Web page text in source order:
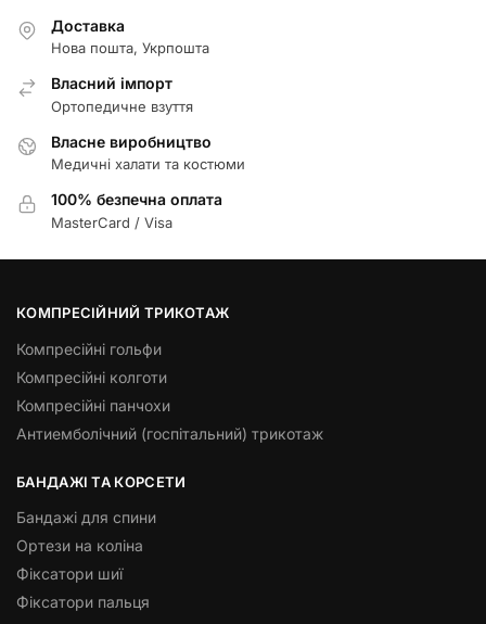
Доставка
Нова пошта, Укрпошта
Власний імпорт
Ортопедичне взуття
Власне виробництво
Медичні халати та костюми
100% безпечна оплата
MasterCard / Visa
КОМПРЕСІЙНИЙ ТРИКОТАЖ
Компресійні гольфи
Компресійні колготи
Компресійні панчохи
Антиемболічний (госпітальний) трикотаж
БАНДАЖІ ТА КОРСЕТИ
Бандажі для спини
Ортези на коліна
Фіксатори шиї
Фіксатори пальця